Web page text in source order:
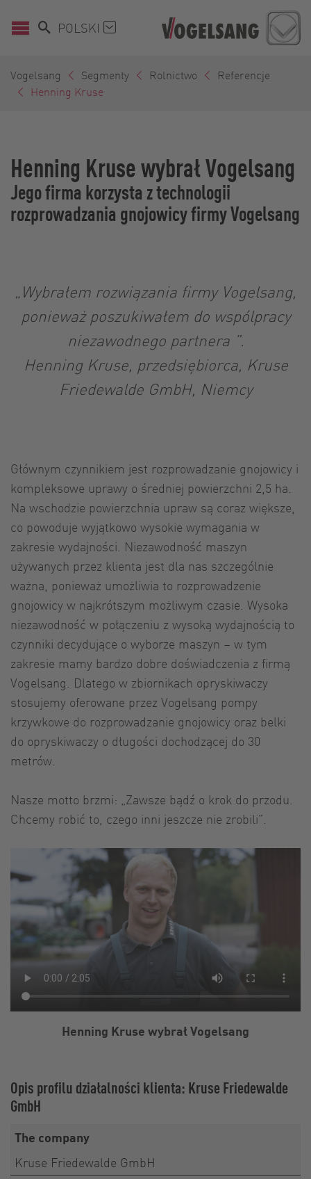
POLSKI
Vogelsang Segmenty Rolnictwo
Referencje
Henning Kruse
Henning Kruse wybrał Vogelsang
Jego firma korzysta z technologii
rozprowadzania gnojowicy firmy Vogelsang
„Wybrałem rozwiązania firmy Vogelsang,
ponieważ poszukiwałem do wspólpracy
niezawodnego partnera ”.
Henning Kruse, przedsiębiorca, Kruse
Friedewalde GmbH, Niemcy
Głównym czynnikiem jest rozprowadzanie gnojowicy i
kompleksowe uprawy o średniej powierzchni 2,5 ha.
Na wschodzie powierzchnia upraw są coraz większe,
co powoduje wyjątkowo wysokie wymagania w
zakresie wydajności. Niezawodność maszyn
używanych przez klienta jest dla nas szczególnie
ważna, ponieważ umożliwia to rozprowadzenie
gnojowicy w najkrótszym możliwym czasie. Wysoka
niezawodność w połączeniu z wysoką wydajnością to
czynniki decydujące o wyborze maszyn – w tym
zakresie mamy bardzo dobre doświadczenia z firmą
Vogelsang. Dlatego w zbiornikach opryskiwaczy
stosujemy oferowane przez Vogelsang pompy
krzywkowe do rozprowadzanie gnojowicy oraz belki
do opryskiwaczy o długości dochodzącej do 30
metrów.
Nasze motto brzmi: „Zawsze bądź o krok do przodu.
Chcemy robić to, czego inni jeszcze nie zrobili”.
Henning Kruse wybrał Vogelsang
Opis profilu działalności klienta: Kruse Friedewalde
GmbH
The company
Kruse Friedewalde GmbH